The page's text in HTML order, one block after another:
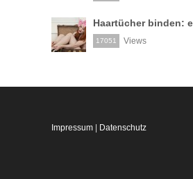
Haartücher binden:
17051 Views
Impressum | Datenschutz